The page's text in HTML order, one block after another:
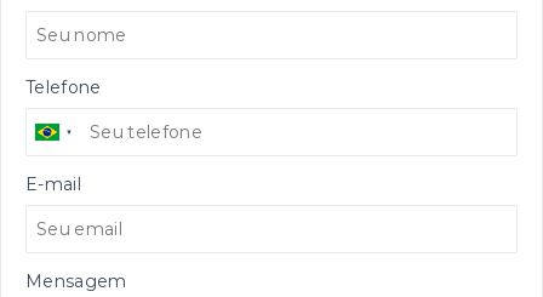
Telefone
E-mail
Mensagem